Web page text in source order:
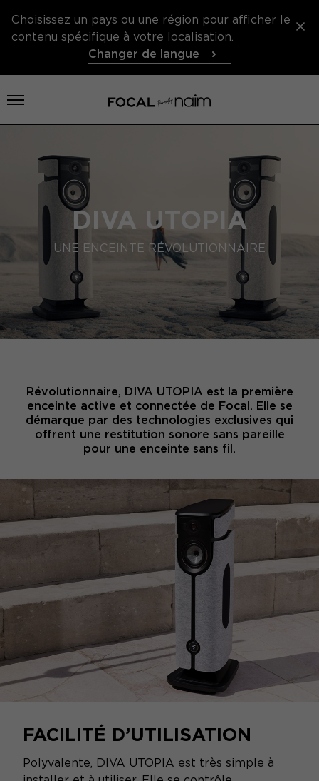
Choisissez un pays ou une région pour afficher le
contenu spécifique à votre localisation.
Changer de langue
Ouvrir le menu
DIVA UTOPIA
UNE ENCEINTE RÉVOLUTIONNAIRE
Révolutionnaire, DIVA UTOPIA est la première
enceinte active et connectée de Focal. Elle se
démarque par des technologies exclusives qui
offrent une restitution sonore sans pareille
pour une enceinte sans fil.
FACILITÉ D’UTILISATION
Polyvalente, DIVA UTOPIA est très simple à